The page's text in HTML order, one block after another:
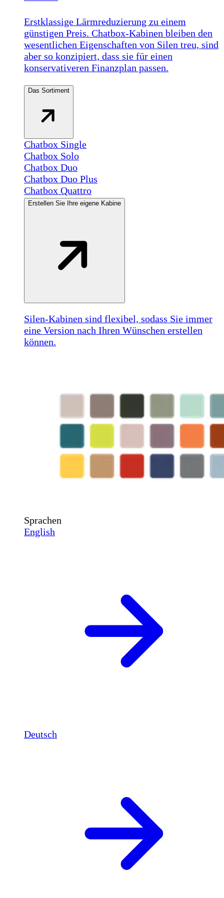
Erstklassige Lärmreduzierung zu einem
günstigen Preis. Chatbox-Kabinen bleiben den
wesentlichen Eigenschaften von Silen treu, sind
aber so konzipiert, dass sie für einen
konservativeren Finanzplan passen.
Das Sortiment
Chatbox Single
Chatbox Solo
Chatbox Duo
Chatbox Duo Plus
Chatbox Quattro
Erstellen Sie Ihre eigene Kabine
Silen-Kabinen sind flexibel, sodass Sie immer
eine Version nach Ihren Wünschen erstellen
können.
Sprachen
English
Deutsch